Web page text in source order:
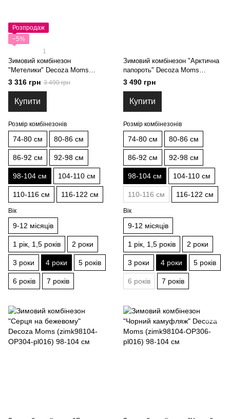
Розпродаж
−5%
1
Зимовий комбінезон
"Метелики" Decoza Moms
(zimk98104-OP130-pl017) 98-
3 316 грн 3 490 грн
Купити
Розмір комбінезонів
74-80 см 80-86 см
86-92 см 92-98 см
98-104 см 104-110 см
110-116 см 116-122 см
Вік
9-12 місяців
1 рік, 1,5 років 2 роки
3 роки 4 роки 5 років
6 років 7 років
Зимовий комбінезон "Арктична
папороть" Decoza Moms
(zimk98104-OP303-pl04) 98-104
3 490 грн
Купити
Розмір комбінезонів
74-80 см 80-86 см
86-92 см 92-98 см
98-104 см 104-110 см
110-116 см 116-122 см
Вік
9-12 місяців
1 рік, 1,5 років 2 роки
3 роки 4 роки 5 років
6 років 7 років